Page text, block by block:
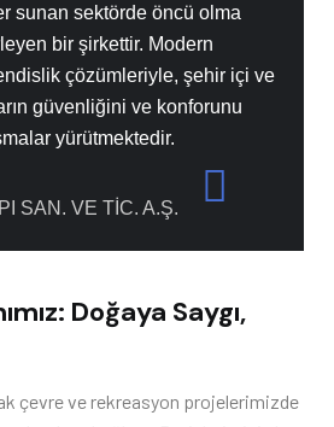
sunan sektörde öncü olma
bir şirkettir. Modern
çözümleriyle, şehir içi ve
güvenliğini ve konforunu
yürütmektedir.
SAN. VE TİC. A.Ş.
Doğaya Saygı,
çevre ve rekreasyon projelerimizde